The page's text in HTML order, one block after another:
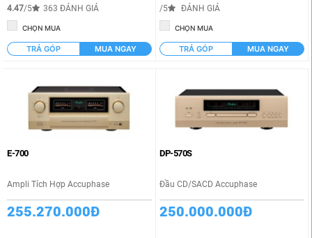
4.47/5 363 ĐÁNH GIÁ
CHỌN MUA
TRẢ GÓP MUA NGAY
/5 ĐÁNH GIÁ
CHỌN MUA
TRẢ GÓP MUA NGAY
E-700
Ampli Tích Hợp Accuphase
255.270.000Đ
DP-570S
Đầu CD/SACD Accuphase
250.000.000Đ